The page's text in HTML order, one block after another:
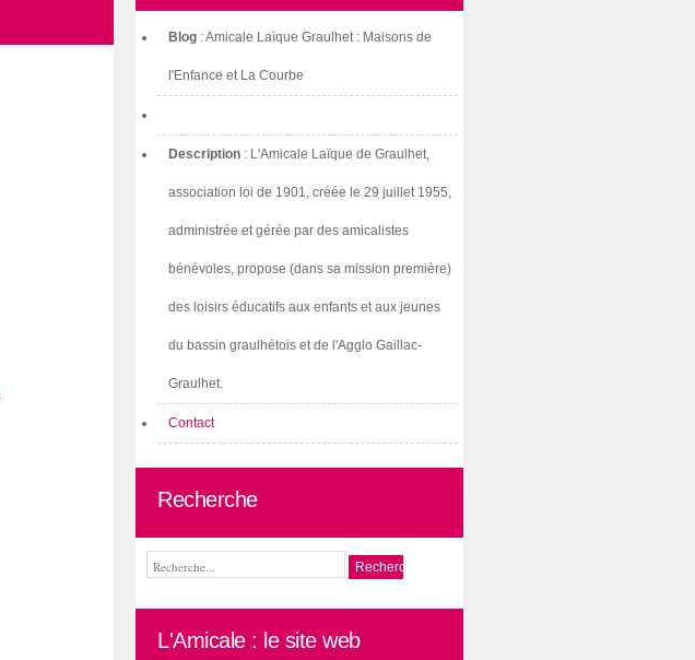
Blog : Amicale Laïque Graulhet : Maisons de
l'Enfance et La Courbe
Description : L'Amicale Laïque de Graulhet,
association loi de 1901, créée le 29 juillet 1955,
administrée et gérée par des amicalistes
bénévoles, propose (dans sa mission première)
des loisirs éducatifs aux enfants et aux jeunes
du bassin graulhétois et de l'Agglo Gaillac-
Graulhet.
Contact
Recherche
L'Amicale : le site web